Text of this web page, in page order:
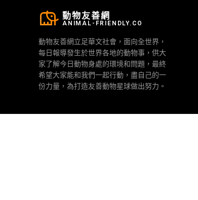
動物友善網
ANIMAL-FRIENDLY.CO
動物友善網立足華文社會，面向全世界，
每日報導發生於世界各地的動物事，供大
家了解今日動物身處的環境和問題，最終
希望大家能和我們一起行動，盡自己的一
份力量，為打造友善動物星球做出努力。